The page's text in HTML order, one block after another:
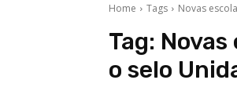
Home Tags Novas
Tag:
o selo